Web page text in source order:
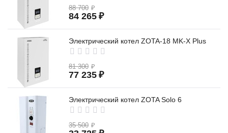
88 700 ₽
84 265 ₽
Электрический котел ZOTA-18 MK-X Plus
81 300 ₽
77 235 ₽
Электрический котел ZOTA Solo 6
35 500 ₽